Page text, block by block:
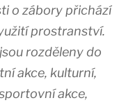
o zábory přichází
prostranství.
rozděleny do
akce, kulturní,
akce,